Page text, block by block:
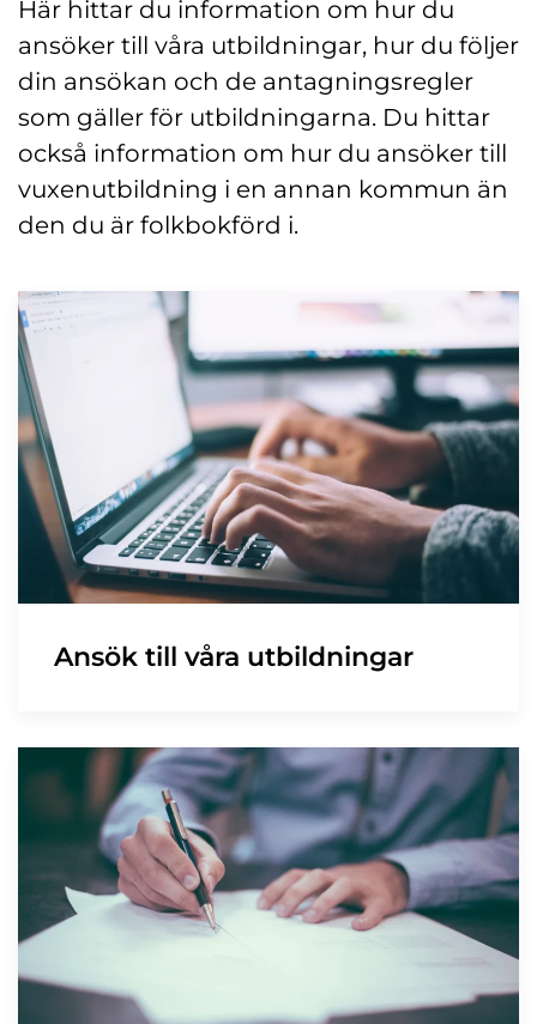
Här hittar du information om hur du
ansöker till våra utbildningar, hur du följer
din ansökan och de antagningsregler
som gäller för utbildningarna. Du hittar
också information om hur du ansöker till
vuxenutbildning i en annan kommun än
den du är folkbokförd i.
Ansök till våra utbildningar